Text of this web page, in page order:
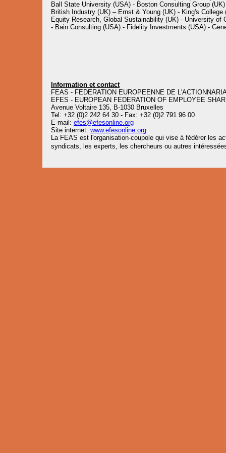
Ball State University (USA) - Boston Consulting Group
British Industry (UK) – Ernst & Young (UK) - King's
Equity Research, Global Sustainability (UK) - University
- Bain Consulting (USA) - Fidelity Investments (USA) -
Information et contact
FEAS - FEDERATION EUROPEENNE DE
EFES - EUROPEAN FEDERATION OF EMPLOYEE
Avenue Voltaire 135, B-1030 Bruxelles
Tel: +32 (0)2 242 64 30 - Fax: +32 (0)2 791 96 00
E-mail: efes@efesonline.org
Site internet: www.efesonline.org
La FEAS est l'organisation-coupole qui vise à fédérer les
syndicats, les experts, les chercheurs ou autres